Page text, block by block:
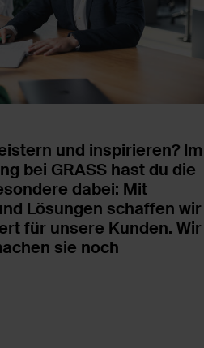
und inspirieren? Im
bei GRASS hast du die
dabei: Mit
Lösungen schaffen wir
für unsere Kunden. Wir
sie noch